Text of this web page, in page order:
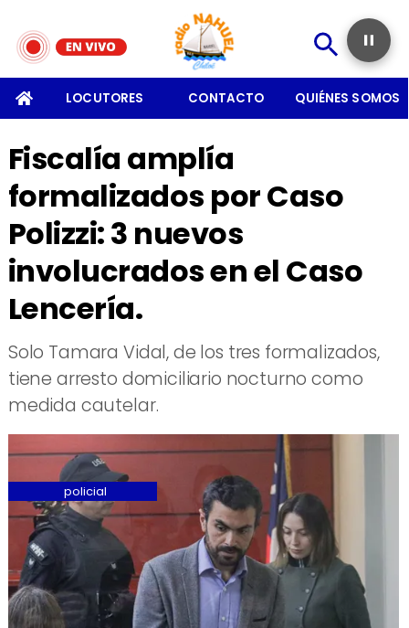
LOCUTORES CONTACTO QUIÉNES SOMOS
Fiscalía amplía
formalizados por Caso
Polizzi: 3 nuevos
involucrados en el Caso
Lencería.
Solo Tamara Vidal, de los tres formalizados,
tiene arresto domiciliario nocturno como
medida cautelar.
policial